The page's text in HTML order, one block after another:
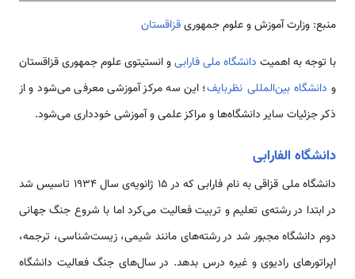
منبع: وزارت آموزش و علوم جمهوریقزاقستان
با توجه به اهمیت دانشگاه ملی فارابیو انستیتوی علوم جمهوری قزاقستان
و دانشگاه بین‌المللی نظربایف؛ این سه مرکز آموزشی معرفی می‌شود و از
ذکر جزئیات سایر دانشگاه‌ها و مراکز علمی و آموزشی خودداری می‌شود.
دانشگاه الفارابی
دانشگاه ملی قزاقی به نام فارابی که در ۱۵ ژانویه‌ی سال ۱۹۳۴ تاسیس شد
در ابتدا در رشته‌ی تعلیم و تربیت فعالیت می‌کرد اما با شروع جنگ جهانی
دوم دانشگاه مجبور شد در رشته‌های مانند شیمی، زیست‌شناسی، ترجمه،
اپراتورهای رادیوی و غیره درس بدهد. در سال‌های جنگ فعالیت دانشگاه